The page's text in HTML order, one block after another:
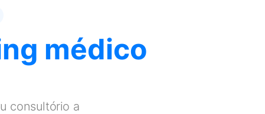
médico
consultório a